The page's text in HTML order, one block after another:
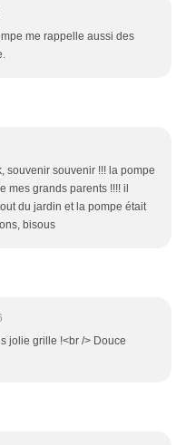
me rappelle aussi des
souvenir souvenir !!! la pompe
mes grands parents !!!! il
du jardin et la pompe était
bisous
jolie grille !<br /> Douce